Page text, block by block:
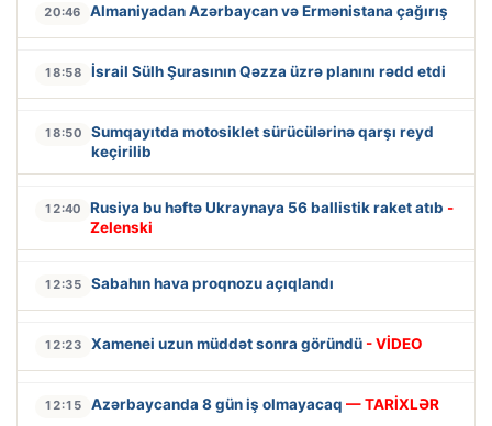
20:46 Almaniyadan Azərbaycan və Ermənistana çağırış
18:58 İsrail Sülh Şurasının Qəzza üzrə planını rədd etdi
18:50
Sumqayıtda motosiklet sürücülərinə qarşı reyd
keçirilib
12:40 Rusiya bu həftə Ukraynaya 56 ballistik raket atıb -
Zelenski
12:35 Sabahın hava proqnozu açıqlandı
12:23 Xamenei uzun müddət sonra göründü - VİDEO
12:15 Azərbaycanda 8 gün iş olmayacaq — TARİXLƏR